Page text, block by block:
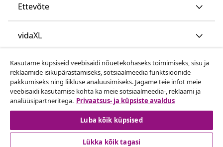
Ettevõte
vidaXL
Vaata rohkem
© 2008-2026 vidaXL www.vidaxl.ee on vidaXL Marketplace
Kasutame küpsiseid veebisaidi nõuetekohaseks toimimiseks, sisu ja
reklaamide isikupärastamiseks, sotsiaalmeedia funktsioonide
pakkumiseks ning liikluse analüüsimiseks. Jagame teie infot meie
veebisaidi kasutamise kohta ka meie sotsiaalmeedia-, reklaami ja
analüüsipartneritega. Privaatsus- ja küpsiste avaldus
Luba kõik küpsised
Lükka kõik tagasi